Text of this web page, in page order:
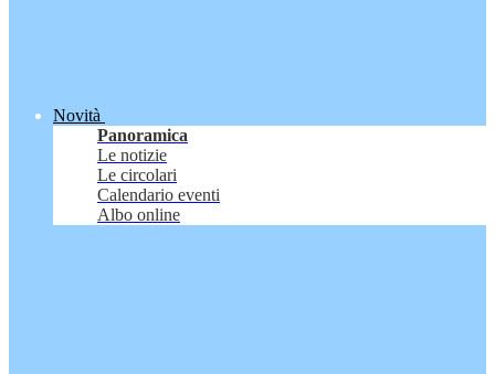
Novità
Panoramica
Le notizie
Le circolari
Calendario eventi
Albo online